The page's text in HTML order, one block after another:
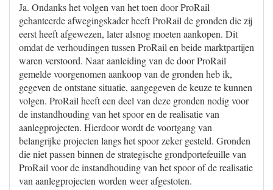
Ja. Ondanks het volgen van het toen door ProRail
gehanteerde afwegingskader heeft ProRail de gronden die zij
eerst heeft afgewezen, later alsnog moeten aankopen. Dit
omdat de verhoudingen tussen ProRail en beide marktpartijen
waren verstoord. Naar aanleiding van de door ProRail
gemelde voorgenomen aankoop van de gronden heb ik,
gegeven de ontstane situatie, aangegeven de keuze te kunnen
volgen. ProRail heeft een deel van deze gronden nodig voor
de instandhouding van het spoor en de realisatie van
aanlegprojecten. Hierdoor wordt de voortgang van
belangrijke projecten langs het spoor zeker gesteld. Gronden
die niet passen binnen de strategische grondportefeuille van
ProRail voor de instandhouding van het spoor of de realisatie
van aanlegprojecten worden weer afgestoten.